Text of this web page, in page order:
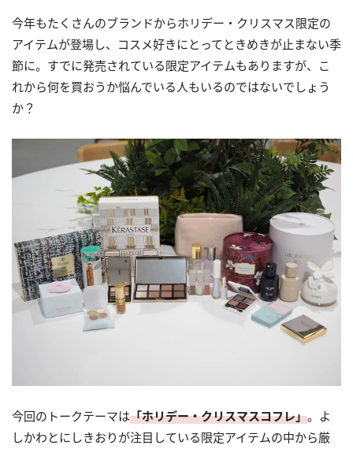
今年もたくさんのブランドからホリデー・クリスマス限定の
アイテムが登場し、コスメ好きにとってときめきが止まない季
節に。すでに発売されている限定アイテムもありますが、こ
れから何を買おうか悩んでいる人もいるのではないでしょう
か？
今回のトークテーマは「ホリデー・クリスマスコフレ」。よ
しかわとにしきおりが注目している限定アイテムの中から厳